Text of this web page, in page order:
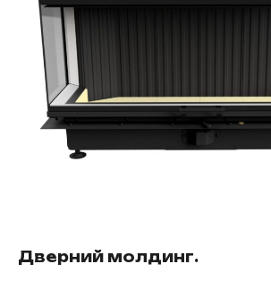
Дверний молдинг.